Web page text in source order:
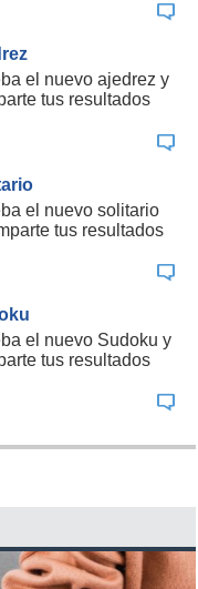
el nuevo ajedrez y
tus resultados
el nuevo solitario
tus resultados
el nuevo Sudoku y
tus resultados